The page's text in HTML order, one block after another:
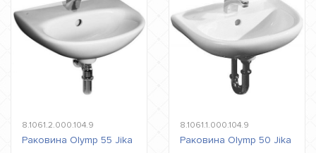
8.1061.2.000.104.9
Раковина Olymp 55 Jika
8.1061.1.000.104.9
Раковина Olymp 50 Jika